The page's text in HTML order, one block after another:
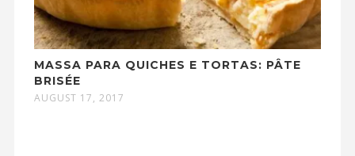
MASSA PARA QUICHES E TORTAS: PÂTE
BRISÉE
AUGUST 17, 2017